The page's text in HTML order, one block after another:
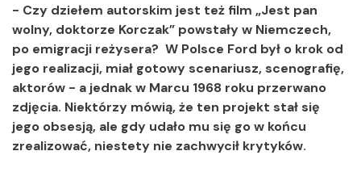
- Czy dziełem autorskim jest też film „Jest pan
wolny, doktorze Korczak” powstały w Niemczech,
po emigracji reżysera? W Polsce Ford był o krok od
jego realizacji, miał gotowy scenariusz, scenografię,
aktorów - a jednak w Marcu 1968 roku przerwano
zdjęcia. Niektórzy mówią, że ten projekt stał się
jego obsesją, ale gdy udało mu się go w końcu
zrealizować, niestety nie zachwycił krytyków.